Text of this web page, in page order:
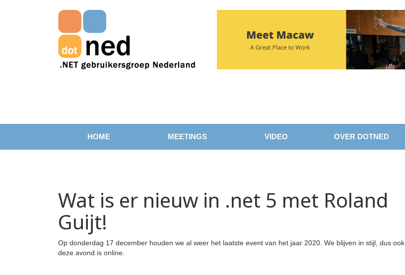
HOME MEETINGS VIDEO OVER DOTNED
Wat is er nieuw in .net 5 met Roland
Guijt!
Op donderdag 17 december houden we al weer het laatste event van het jaar 2020. We blijven in stijl, dus ook
deze avond is online.